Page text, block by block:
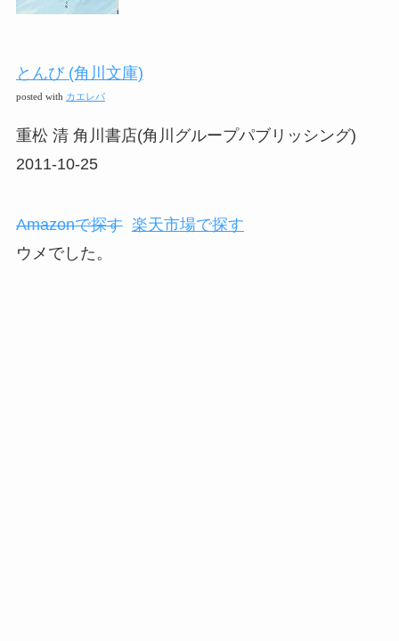
とんび (角川文庫)
posted with カエレバ
重松 清 角川書店(角川グループパブリッシング)
2011-10-25
Amazonで探す 楽天市場で探す
ウメでした。